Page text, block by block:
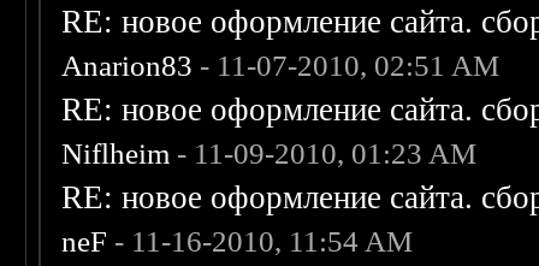
RE: новое оформление сайта.
Anarion83 - 11-07-2010, 02:51 AM
RE: новое оформление сайта.
Niflheim - 11-09-2010, 01:23 AM
RE: новое оформление сайта.
neF - 11-16-2010, 11:54 AM